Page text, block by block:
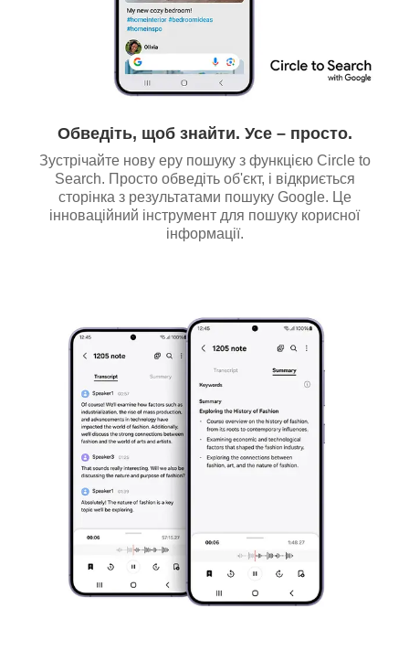
Обведіть, щоб знайти. Усе – просто.
Зустрічайте нову еру пошуку з функцією Circle to
Search. Просто обведіть об'єкт, і відкриється
сторінка з результатами пошуку Google. Це
інноваційний інструмент для пошуку корисної
інформації.